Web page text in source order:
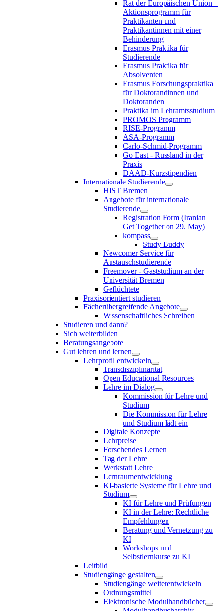
Rat der Europäischen Union –
Aktionsprogramm für
Praktikanten und
Praktikantinnen mit einer
Behinderung
Erasmus Praktika für
Studierende
Erasmus Praktika für
Absolventen
Erasmus Forschungspraktika
für Doktorandinnen und
Doktoranden
Praktika im Lehramtsstudium
PROMOS Programm
RISE-Programm
ASA-Programm
Carlo-Schmid-Programm
Go East - Russland in der
Praxis
DAAD-Kurzstipendien
Internationale Studierende
HIST Bremen
Angebote für internationale
Studierende
Registration Form (Iranian
Get Together on 29. May)
kompass
Study Buddy
Newcomer Service für
Austauschstudierende
Freemover - Gaststudium an der
Universität Bremen
Geflüchtete
Praxisorientiert studieren
Fächerübergreifende Angebote
Wissenschaftliches Schreiben
Studieren und dann?
Sich weiterbilden
Beratungsangebote
Gut lehren und lernen
Lehrprofil entwickeln
Transdisziplinarität
Open Educational Resources
Lehre im Dialog
Kommission für Lehre und
Studium
Die Kommission für Lehre
und Studium lädt ein
Digitale Konzepte
Lehrpreise
Forschendes Lernen
Tag der Lehre
Werkstatt Lehre
Lernraumentwicklung
KI-basierte Systeme für Lehre und
Studium
KI für Lehre und Prüfungen
KI in der Lehre: Rechtliche
Empfehlungen
Beratung und Vernetzung zu
KI
Workshops und
Selbstlernkurse zu KI
Leitbild
Studiengänge gestalten
Studiengänge weiterentwickeln
Ordnungsmittel
Elektronische Modulhandbücher